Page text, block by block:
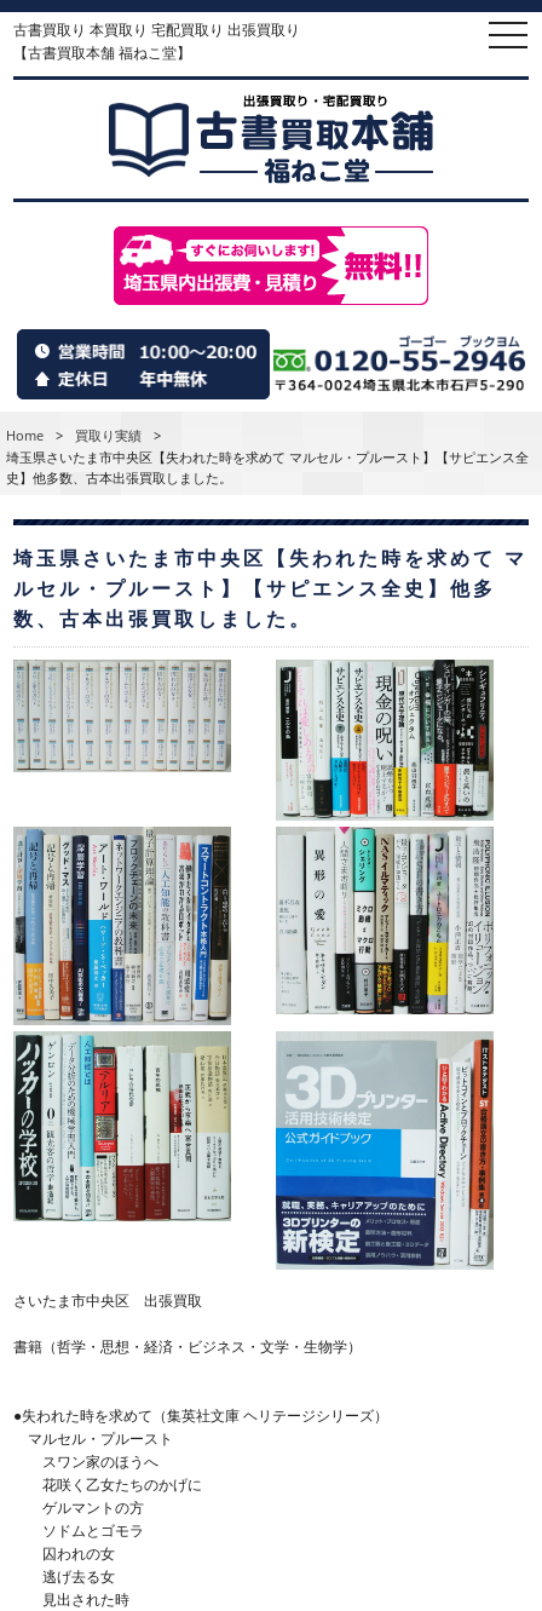
古書買取り 本買取り 宅配買取り 出張買取り
【古書買取本舗 福ねこ堂】
Home > 買取り実績
>
埼玉県さいたま市中央区【失われた時を求めて マルセル・プルースト】【サピエンス全
史】他多数、古本出張買取しました。
埼玉県さいたま市中央区【失われた時を求めて マ
ルセル・プルースト】【サピエンス全史】他多
数、古本出張買取しました。
さいたま市中央区 出張買取
書籍（哲学・思想・経済・ビジネス・文学・生物学）
●失われた時を求めて（集英社文庫 ヘリテージシリーズ）
マルセル・プルースト
スワン家のほうへ
花咲く乙女たちのかげに
ゲルマントの方
ソドムとゴモラ
囚われの女
逃げ去る女
見出された時